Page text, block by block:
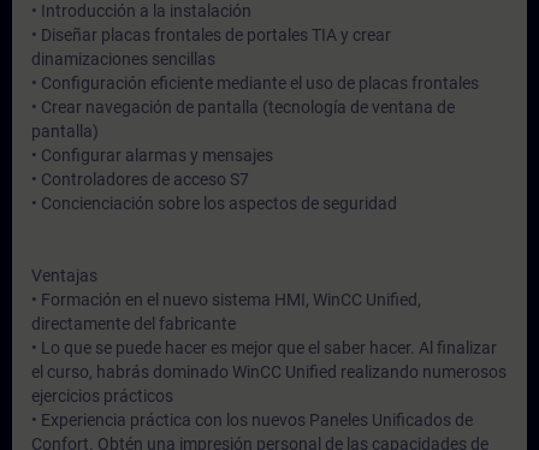
• Introducción a la instalación
• Diseñar placas frontales de portales TIA y crear
dinamizaciones sencillas
• Configuración eficiente mediante el uso de placas frontales
• Crear navegación de pantalla (tecnología de ventana de
pantalla)
• Configurar alarmas y mensajes
• Controladores de acceso S7
• Concienciación sobre los aspectos de seguridad
Ventajas
• Formación en el nuevo sistema HMI, WinCC Unified,
directamente del fabricante
• Lo que se puede hacer es mejor que el saber hacer. Al finalizar
el curso, habrás dominado WinCC Unified realizando numerosos
ejercicios prácticos
• Experiencia práctica con los nuevos Paneles Unificados de
Confort. Obtén una impresión personal de las capacidades de